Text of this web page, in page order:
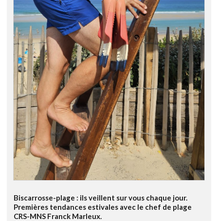
Biscarrosse-plage : ils veillent sur vous chaque jour.
Premières tendances estivales avec le chef de plage
CRS-MNS Franck Marleux.